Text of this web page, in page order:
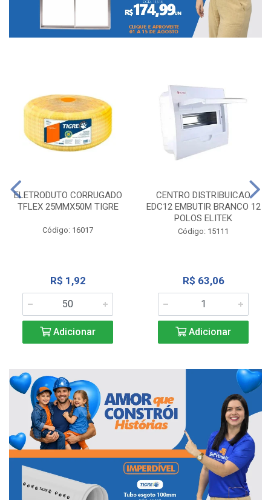
ELETRODUTO CORRUGADO
TFLEX 25MMX50M TIGRE
Código: 16017
R$ 1,92
Adicionar
CENTRO DISTRIBUICAO
EDC12 EMBUTIR BRANCO 12
POLOS ELITEK
Código: 15111
R$ 63,06
Adicionar